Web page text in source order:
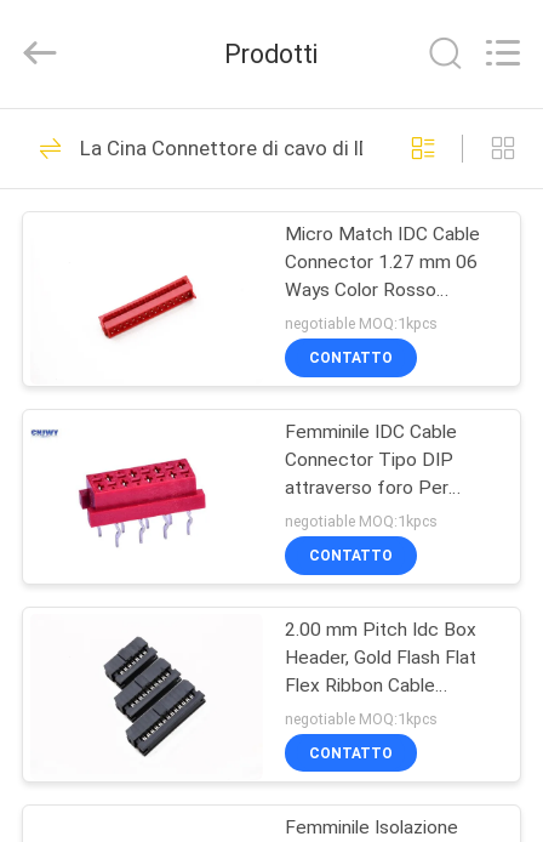
CASA
PRODOTTI
GIRO
DELLA
FABBRICA
DI
QUALITÀ
CONTATTICI
RICHIEDA
Electronic
Rights
Maschio Pin Header
63
Connettore di
intestazione
femmina
83
Connettore
dell'intestazione del
PWB
46
Prodotti
La Cina Connettore di cavo di IDC
Micro Match IDC Cable
Connector 1.27 mm 06
Ways Color Rosso
Isolamento PA46
negotiable MOQ:1kpcs
CONTATTO
Femminile IDC Cable
Connector Tipo DIP
attraverso foro Per
l'industria automobilistica
negotiable MOQ:1kpcs
CONTATTO
2.00 mm Pitch Idc Box
Header, Gold Flash Flat
Flex Ribbon Cable
Connector
negotiable MOQ:1kpcs
CONTATTO
Femminile Isolazione